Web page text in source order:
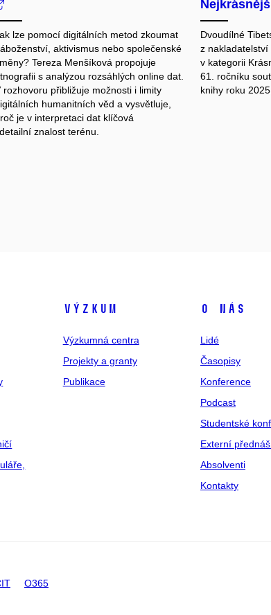
lze pomocí digitálních metod zkoumat
aktivismus nebo společenské
Tereza Menšíková propojuje
s analýzou rozsáhlých online dat.
rozhovoru přibližuje možnosti i limity
humanitních věd a vysvětluje,
je v interpretaci dat klíčová
znalost terénu.
Dvoudílné
z
v kategorii
61. ročníku
knihy roku 2025.
Výzkum
Výzkumná centra
Projekty a granty
Publikace
O nás
Lidé
Časopisy
Konference
Podcast
Studentské
Externí
Absolventi
Kontakty
O365